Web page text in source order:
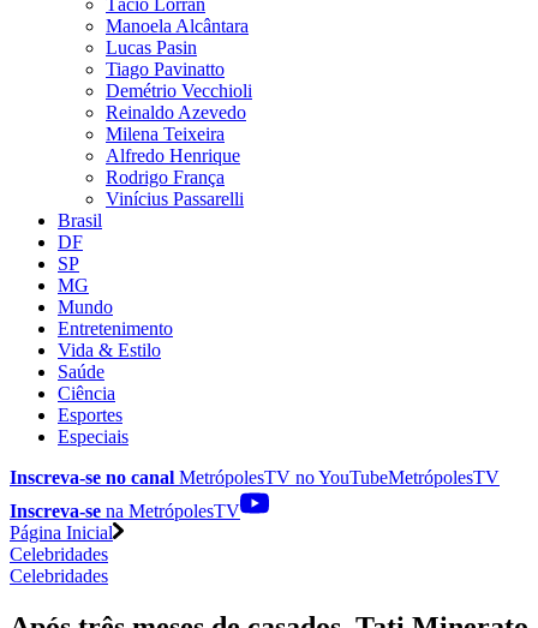
Manoela Alcântara
Lucas Pasin
Tiago Pavinatto
Demétrio Vecchioli
Reinaldo Azevedo
Milena Teixeira
Alfredo Henrique
Rodrigo França
Vinícius Passarelli
Brasil
DF
SP
MG
Mundo
Entretenimento
Vida & Estilo
Saúde
Ciência
Esportes
Especiais
Inscreva-se no canal MetrópolesTV noYouTubeMetrópolesTV
Inscreva-se na MetrópolesTV
Página Inicial
Celebridades
Celebridades